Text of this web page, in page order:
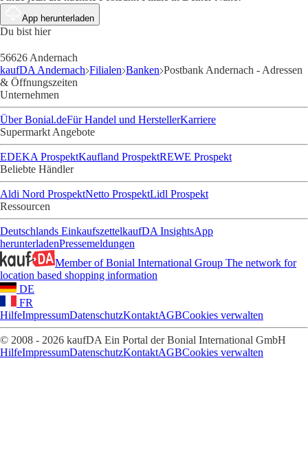
App herunterladen
Du bist hier
56626 Andernach
kaufDA Andernach Filialen Banken Postbank Andernach - Adressen
& Öffnungszeiten
Unternehmen
Über Bonial.deFür Handel und HerstellerKarriere
Supermarkt Angebote
EDEKA ProspektKaufland ProspektREWE Prospekt
Beliebte Händler
Aldi Nord ProspektNetto ProspektLidl Prospekt
Ressourcen
Deutschlands EinkaufszettelkaufDA InsightsApp
herunterladenPressemeldungen
Member of Bonial International Group The network for
location based shopping information
DE
FR
HilfeImpressumDatenschutzKontaktAGBCookies verwalten
© 2008 - 2026 kaufDA Ein Portal der Bonial International GmbH
HilfeImpressumDatenschutzKontaktAGBCookies verwalten